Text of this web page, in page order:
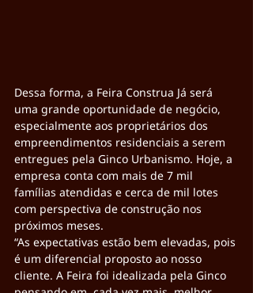
Dessa forma, a Feira Construa Já será
uma grande oportunidade de negócio,
especialmente aos proprietários dos
empreendimentos residenciais a serem
entregues pela Ginco Urbanismo. Hoje, a
empresa conta com mais de 7 mil
famílias atendidas e cerca de mil lotes
com perspectiva de construção nos
próximos meses.
“As expectativas estão bem elevadas, pois
é um diferencial proposto ao nosso
cliente. A Feira foi idealizada pela Ginco